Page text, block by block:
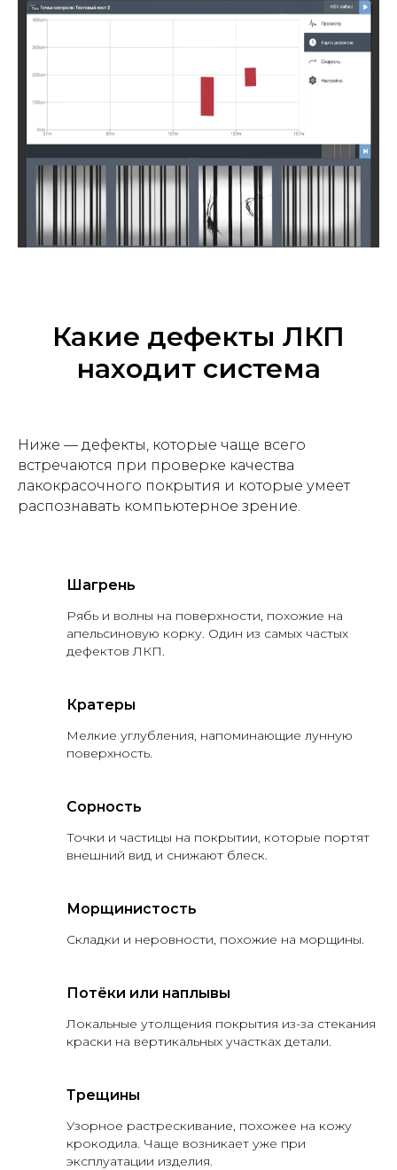
Какие дефекты ЛКП
находит система
Ниже — дефекты, которые чаще всего
встречаются при проверке качества
лакокрасочного покрытия и которые умеет
распознавать компьютерное зрение.
Шагрень
Рябь и волны на поверхности, похожие на
апельсиновую корку. Один из самых частых
дефектов ЛКП.
Кратеры
Мелкие углубления, напоминающие лунную
поверхность.
Сорность
Точки и частицы на покрытии, которые портят
внешний вид и снижают блеск.
Морщинистость
Складки и неровности, похожие на морщины.
Потёки или наплывы
Локальные утолщения покрытия из-за стекания
краски на вертикальных участках детали.
Трещины
Узорное растрескивание, похожее на кожу
крокодила. Чаще возникает уже при
эксплуатации изделия.